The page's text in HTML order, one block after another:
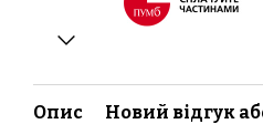
Опис Новий відгук